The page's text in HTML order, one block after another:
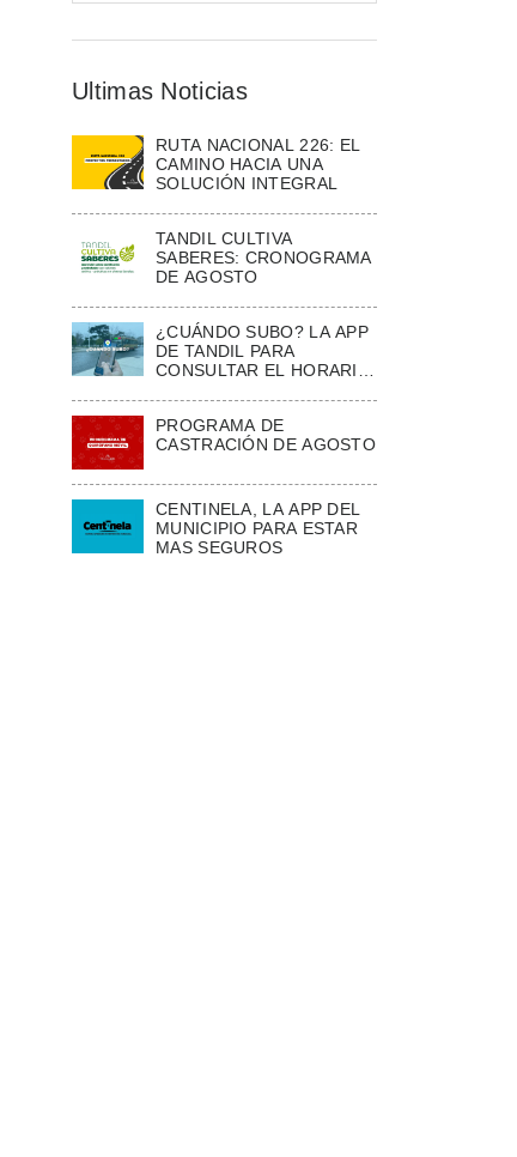
Ultimas Noticias
RUTA NACIONAL 226: EL
CAMINO HACIA UNA
SOLUCIÓN INTEGRAL
TANDIL CULTIVA
SABERES: CRONOGRAMA
DE AGOSTO
¿CUÁNDO SUBO? LA APP
DE TANDIL PARA
CONSULTAR EL HORARIO
PROGRAMA DE
CASTRACIÓN DE AGOSTO
CENTINELA, LA APP DEL
MUNICIPIO PARA ESTAR
MAS SEGUROS